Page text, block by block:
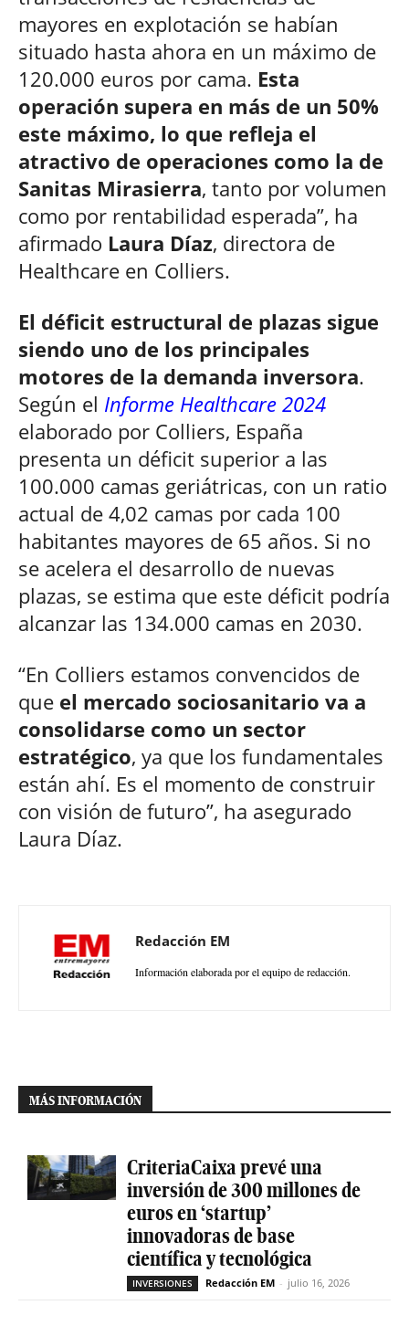
mayores en explotación se habían
situado hasta ahora en un máximo de
120.000 euros por cama. Esta
operación supera en más de un 50%
este máximo, lo que refleja el
atractivo de operaciones como la de
Sanitas Mirasierra, tanto por volumen
como por rentabilidad esperada”, ha
afirmado Laura Díaz, directora de
Healthcare en Colliers.
El déficit estructural de plazas sigue
siendo uno de los principales
motores de la demanda inversora.
Según el Informe Healthcare 2024
elaborado por Colliers, España
presenta un déficit superior a las
100.000 camas geriátricas, con un ratio
actual de 4,02 camas por cada 100
habitantes mayores de 65 años. Si no
se acelera el desarrollo de nuevas
plazas, se estima que este déficit podría
alcanzar las 134.000 camas en 2030.
“En Colliers estamos convencidos de
que el mercado sociosanitario va a
consolidarse como un sector
estratégico, ya que los fundamentales
están ahí. Es el momento de construir
con visión de futuro”, ha asegurado
Laura Díaz.
Redacción EM
Información elaborada por el equipo de redacción.
MÁS INFORMACIÓN
CriteriaCaixa prevé una
inversión de 300 millones de
euros en ‘startup’
innovadoras de base
científica y tecnológica
INVERSIONES Redacción EM - julio 16, 2026